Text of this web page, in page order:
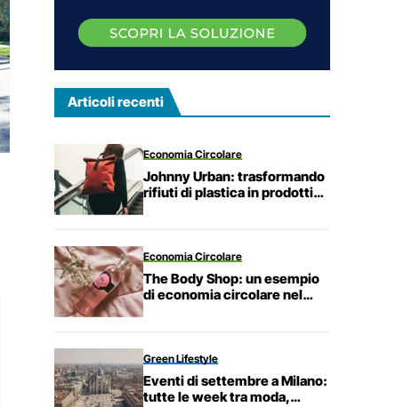
Articoli recenti
Economia Circolare
Johnny Urban: trasformando
rifiuti di plastica in prodotti
Economia Circolare
The Body Shop: un esempio
di economia circolare nel
Green Lifestyle
Eventi di settembre a Milano:
tutte le week tra moda,